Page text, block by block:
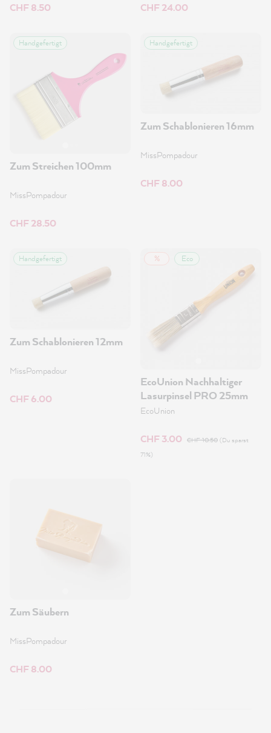
CHF 8.50 CHF 24.00
Handgefertigt
Zum Streichen 100mm
MissPompadour
CHF 28.50
Handgefertigt
Zum Schablonieren 16mm
MissPompadour
CHF 8.00
Handgefertigt
Zum Schablonieren 12mm
MissPompadour
CHF 6.00
% Eco
EcoUnion Nachhaltiger
Lasurpinsel PRO 25mm
EcoUnion
CHF 3.00 CHF 10.50 (Du sparst
71%)
Zum Säubern
MissPompadour
CHF 8.00